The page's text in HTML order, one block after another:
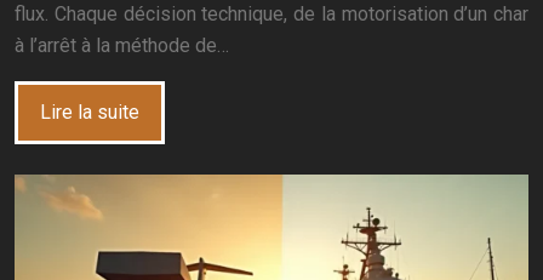
flux. Chaque décision technique, de la motorisation d’un char
à l’arrêt à la méthode de…
Lire la suite